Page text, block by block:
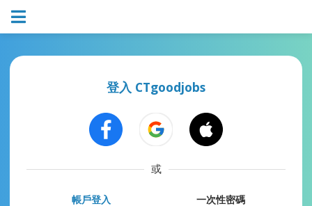
登入 CTgoodjobs
或
帳戶登入 一次性密碼